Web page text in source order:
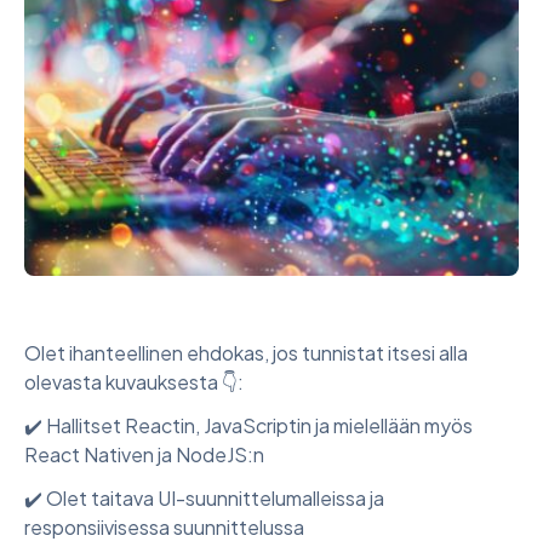
Olet ihanteellinen ehdokas, jos tunnistat itsesi alla
olevasta kuvauksesta 👇:
✔️ Hallitset Reactin, JavaScriptin ja mielellään myös
React Nativen ja NodeJS:n
✔️ Olet taitava UI-suunnittelumalleissa ja
responsiivisessa suunnittelussa